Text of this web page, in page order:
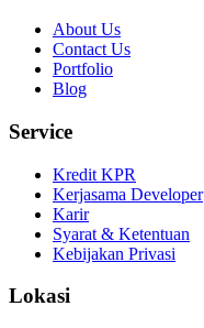
About Us
Contact Us
Portfolio
Blog
Service
Kredit KPR
Kerjasama Developer
Karir
Syarat & Ketentuan
Kebijakan Privasi
Lokasi